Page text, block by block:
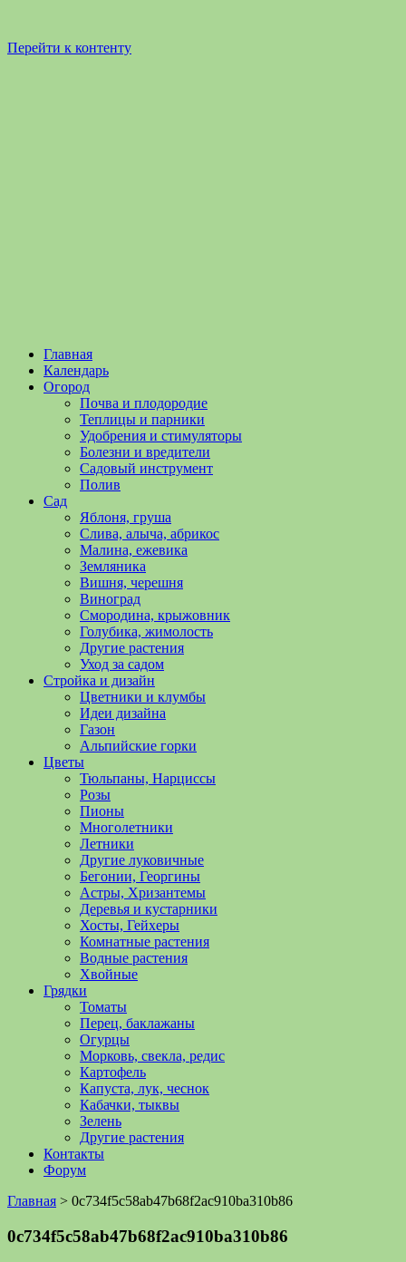
Перейти к контенту
Садоводство
Огородничество
Садоводство
огородничество
полезные
уходу
овощами,
растениями
Поможем
обустройстве
выращивании
Главная
Календарь
Огород
Почва и плодородие
Теплицы и парники
Удобрения и стимуляторы
Болезни и вредители
Садовый инструмент
Полив
Сад
Яблоня, груша
Слива, алыча, абрикос
Малина, ежевика
Земляника
Вишня, черешня
Виноград
Смородина, крыжовник
Голубика, жимолость
Другие растения
Уход за садом
Стройка и дизайн
Цветники и клумбы
Идеи дизайна
Газон
Альпийские горки
Цветы
Тюльпаны, Нарциссы
Розы
Пионы
Многолетники
Летники
Другие луковичные
Бегонии, Георгины
Астры, Хризантемы
Деревья и кустарники
Хосты, Гейхеры
Комнатные растения
Водные растения
Хвойные
Грядки
Томаты
Перец, баклажаны
Огурцы
Морковь, свекла, редис
Картофель
Капуста, лук, чеснок
Кабачки, тыквы
Зелень
Другие растения
Контакты
Форум
Главная > 0c734f5c58ab47b68f2ac910ba310b86
0c734f5c58ab47b68f2ac910ba310b86